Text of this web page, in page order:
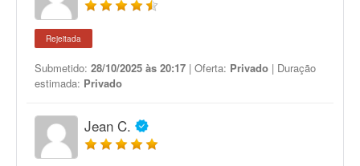
Rejeitada
Submetido: 28/10/2025 às 20:17 | Oferta: Privado | Duração
estimada: Privado
Jean C.